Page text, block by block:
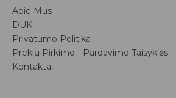
Apie Mus
DUK
Privatumo Politika
Prekių Pirkimo - Pardavimo Taisyklės
Kontaktai